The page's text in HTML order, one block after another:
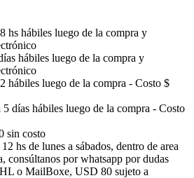
hs hábiles luego de la compra y
hábiles luego de la compra y
luego de la compra - Costo $
días hábiles luego de la compra - Costo
sin costo
12 hs de lunes a sábados, dentro de area
consúltanos por whatsapp por dudas
o MailBoxe, USD 80 sujeto a